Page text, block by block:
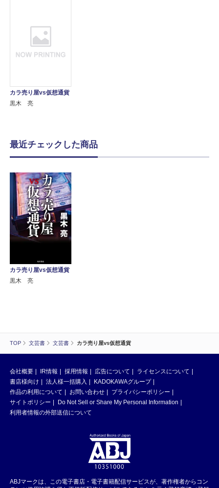
TOP 文芸書 文芸書 カラ売り屋vs仮想通貨
カラ売り屋vs仮想通貨
黒木 亮
最近チェックした商品
カラ売り屋vs仮想通貨
黒木 亮
会社概要 IR情報 採用情報 広告について
ライセンスについて
書店様向け
法人様一括購入
KADOKAWAグループ
作品の利用について
お問い合わせ
プライバシーポリシー
サイトポリシー
Do Not Sell or Share My Personal Information
利用者情報の外部送信について
ABJマークは、この電子書店・電子書籍配信サービスが、著作権者からコン